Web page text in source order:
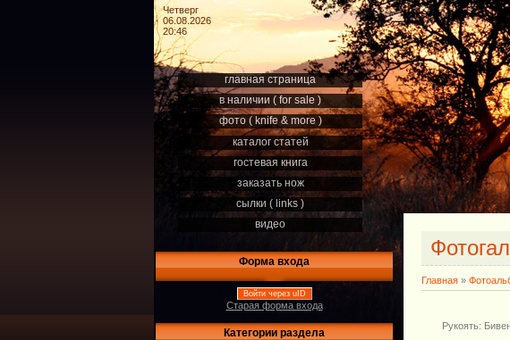
Четверг
06.08.2026
20:46
главная страница
в наличии ( for sale )
фото ( knife & more )
каталог статей
гостевая книга
заказать нож
сылки ( links )
видео
Форма входа
Войти через uID
Старая форма входа
Категории раздела
Главная »
Рукоять: